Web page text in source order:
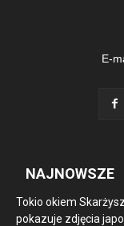
E-
NAJNOWSZE
Tokio okiem
pokazuje zdjęcia